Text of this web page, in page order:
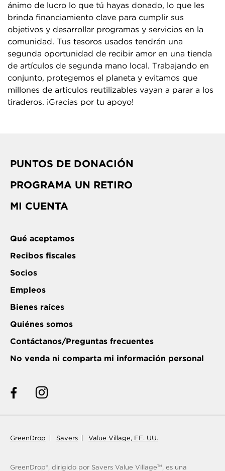
ánimo de lucro lo que tú hayas donado, lo que les
brinda financiamiento clave para cumplir sus
objetivos y desarrollar programas y servicios en la
comunidad. Tus tesoros usados tendrán una
segunda oportunidad de recibir amor en una tienda
de artículos de segunda mano local. Trabajando en
conjunto, protegemos el planeta y evitamos que
millones de artículos reutilizables vayan a parar a los
tiraderos. ¡Gracias por tu apoyo!
PUNTOS DE DONACIÓN
PROGRAMA UN RETIRO
MI CUENTA
Qué aceptamos
Recibos fiscales
Socios
Empleos
Bienes raíces
Quiénes somos
Contáctanos/Preguntas frecuentes
No venda ni comparta mi información personal
GreenDrop Savers Value Village, EE. UU.
GreenDrop®, dirigido por Savers Value VillageTM , es una